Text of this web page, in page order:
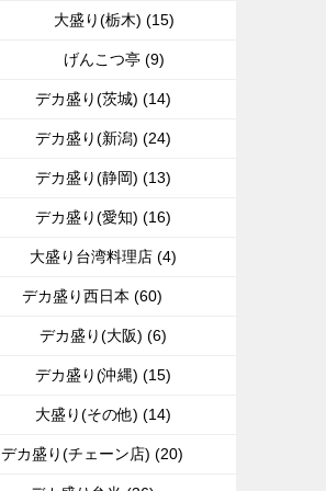
大盛り(栃木) (15)
げんこつ亭 (9)
デカ盛り(茨城) (14)
デカ盛り(新潟) (24)
デカ盛り(静岡) (13)
デカ盛り(愛知) (16)
大盛り台湾料理店 (4)
デカ盛り西日本 (60)
デカ盛り(大阪) (6)
デカ盛り(沖縄) (15)
大盛り(その他) (14)
デカ盛り(チェーン店) (20)